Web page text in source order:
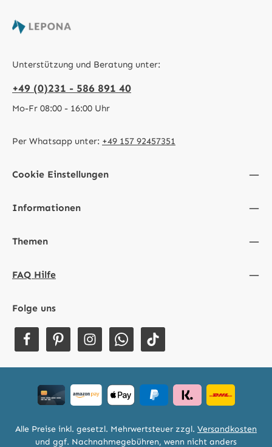
Unterstützung und Beratung unter:
+49 (0)231 - 586 891 40
Mo-Fr 08:00 - 16:00 Uhr
Per Whatsapp unter: +49 157 92457351
Cookie Einstellungen
Informationen
Themen
FAQ Hilfe
Folge uns
Alle Preise inkl. gesetzl. Mehrwertsteuer zzgl. Versandkosten
und ggf. Nachnahmegebühren, wenn nicht anders